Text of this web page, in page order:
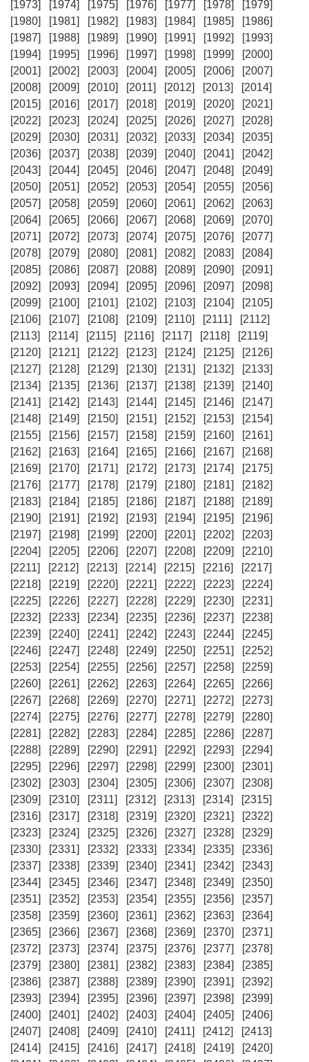
[1973] [1974] [1975] [1976] [1977] [1978]
[1979]
[1980]
[1981] [1982] [1983] [1984] [1985]
[1986]
[1987]
[1988] [1989] [1990] [1991] [1992]
[1993]
[1994]
[1995] [1996] [1997] [1998] [1999]
[2000]
[2001]
[2002] [2003] [2004] [2005] [2006]
[2007]
[2008]
[2009] [2010] [2011] [2012] [2013]
[2014]
[2015]
[2016] [2017] [2018] [2019] [2020]
[2021]
[2022]
[2023] [2024] [2025] [2026] [2027]
[2028]
[2029]
[2030] [2031] [2032] [2033] [2034]
[2035]
[2036]
[2037] [2038] [2039] [2040] [2041]
[2042]
[2043]
[2044] [2045] [2046] [2047] [2048]
[2049]
[2050]
[2051] [2052] [2053] [2054] [2055]
[2056]
[2057]
[2058] [2059] [2060] [2061] [2062]
[2063]
[2064]
[2065] [2066] [2067] [2068] [2069]
[2070]
[2071]
[2072] [2073] [2074] [2075] [2076]
[2077]
[2078]
[2079] [2080] [2081] [2082] [2083]
[2084]
[2085]
[2086] [2087] [2088] [2089] [2090]
[2091]
[2092]
[2093] [2094] [2095] [2096] [2097]
[2098]
[2099]
[2100] [2101] [2102] [2103] [2104]
[2105]
[2106]
[2107] [2108] [2109] [2110] [2111]
[2112]
[2113]
[2114] [2115] [2116] [2117] [2118]
[2119]
[2120]
[2121] [2122] [2123] [2124] [2125]
[2126]
[2127]
[2128] [2129] [2130] [2131] [2132]
[2133]
[2134]
[2135] [2136] [2137] [2138] [2139]
[2140]
[2141]
[2142] [2143] [2144] [2145] [2146]
[2147]
[2148]
[2149] [2150] [2151] [2152] [2153]
[2154]
[2155]
[2156] [2157] [2158] [2159] [2160]
[2161]
[2162]
[2163] [2164] [2165] [2166] [2167]
[2168]
[2169]
[2170] [2171] [2172] [2173] [2174]
[2175]
[2176]
[2177] [2178] [2179] [2180] [2181]
[2182]
[2183]
[2184] [2185] [2186] [2187] [2188]
[2189]
[2190]
[2191] [2192] [2193] [2194] [2195]
[2196]
[2197]
[2198] [2199] [2200] [2201] [2202]
[2203]
[2204]
[2205] [2206] [2207] [2208] [2209]
[2210]
[2211]
[2212] [2213] [2214] [2215] [2216]
[2217]
[2218]
[2219] [2220] [2221] [2222] [2223]
[2224]
[2225]
[2226] [2227] [2228] [2229] [2230]
[2231]
[2232]
[2233] [2234] [2235] [2236] [2237]
[2238]
[2239]
[2240] [2241] [2242] [2243] [2244]
[2245]
[2246]
[2247] [2248] [2249] [2250] [2251]
[2252]
[2253]
[2254] [2255] [2256] [2257] [2258]
[2259]
[2260]
[2261] [2262] [2263] [2264] [2265]
[2266]
[2267]
[2268] [2269] [2270] [2271] [2272]
[2273]
[2274]
[2275] [2276] [2277] [2278] [2279]
[2280]
[2281]
[2282] [2283] [2284] [2285] [2286]
[2287]
[2288]
[2289] [2290] [2291] [2292] [2293]
[2294]
[2295]
[2296] [2297] [2298] [2299] [2300]
[2301]
[2302]
[2303] [2304] [2305] [2306] [2307]
[2308]
[2309]
[2310] [2311] [2312] [2313] [2314]
[2315]
[2316]
[2317] [2318] [2319] [2320] [2321]
[2322]
[2323]
[2324] [2325] [2326] [2327] [2328]
[2329]
[2330]
[2331] [2332] [2333] [2334] [2335]
[2336]
[2337]
[2338] [2339] [2340] [2341] [2342]
[2343]
[2344]
[2345] [2346] [2347] [2348] [2349]
[2350]
[2351]
[2352] [2353] [2354] [2355] [2356]
[2357]
[2358]
[2359] [2360] [2361] [2362] [2363]
[2364]
[2365]
[2366] [2367] [2368] [2369] [2370]
[2371]
[2372]
[2373] [2374] [2375] [2376] [2377]
[2378]
[2379]
[2380] [2381] [2382] [2383] [2384]
[2385]
[2386]
[2387] [2388] [2389] [2390] [2391]
[2392]
[2393]
[2394] [2395] [2396] [2397] [2398]
[2399]
[2400]
[2401] [2402] [2403] [2404] [2405]
[2406]
[2407]
[2408] [2409] [2410] [2411] [2412]
[2413]
[2414]
[2415] [2416] [2417] [2418] [2419]
[2420]